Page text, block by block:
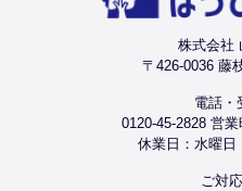
株式会社
〒426-0036 藤
電話・
0120-45-2828 営
休業日：水曜日
ご対